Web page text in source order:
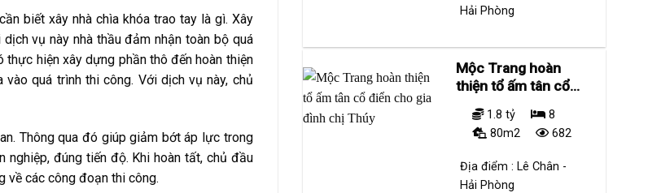
biết xây nhà chìa khóa trao tay là gì. Xây
vụ này nhà thầu đảm nhận toàn bộ quá
hiện xây dựng phần thô đến hoàn thiện
quá trình thi công. Với dịch vụ này, chủ
Thông qua đó giúp giảm bớt áp lực trong
đúng tiến độ. Khi hoàn tất, chủ đầu
về các công đoạn thi công.
Hải Phòng
Mộc Trang hoàn
thiện tổ ấm tân cổ
chị Thúy
1.8 tỷ
8
80m2
682
Địa điểm : Lê Chân -
Hải Phòng